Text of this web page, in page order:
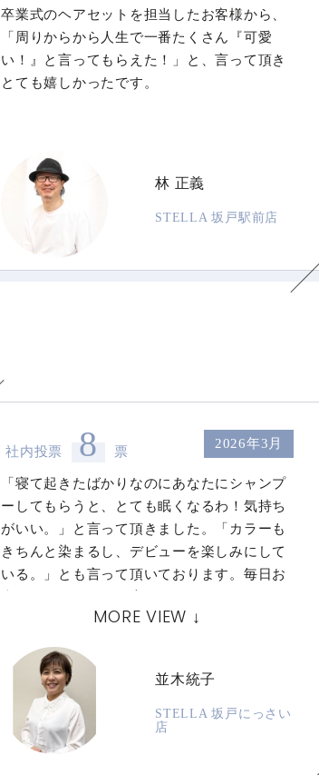
卒業式のヘアセットを担当したお客様から、
「周りからから人生で一番たくさん『可愛
い！』と言ってもらえた！」と、言って頂き
とても嬉しかったです。
林 正義
STELLA 坂戸駅前店
2026年3月
社内投票 8 票
「寝て起きたばかりなのにあなたにシャンプ
ーしてもらうと、とても眠くなるわ！気持ち
がいい。」と言って頂きました。「カラーも
きちんと染まるし、デビューを楽しみにして
いる。」とも言って頂いております。毎日お
なっております。MORE VIEW ↓
並木統子
STELLA 坂戸にっさい
店